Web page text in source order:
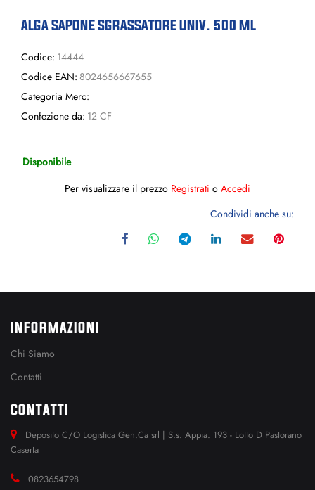
ALGA SAPONE SGRASSATORE UNIV. 500 ML
Codice: 14444
Codice EAN: 8024656667655
Categoria Merc:
Confezione da: 12 CF
Disponibile
Per visualizzare il prezzo Registrati o Accedi
Condividi anche su:
INFORMAZIONI
Chi Siamo
Contatti
CONTATTI
Deposito C/O Logistica Gen.Ca srl | S.s. Appia. 193 - Lotto D Pastorano
Caserta
0823654798